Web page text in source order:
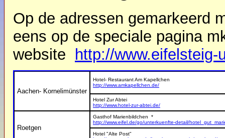
Op de adressen gemarkeerd
eens op de speciale pagina
website http://www.eifelsteig-
Aachen- Kornelimünster
Hotel- Restaurant Am Kapellchen
http://www.amkapellchen.de/
Hotel Zur Abtei
http://www.hotel-zur-abtei.de/
Roetgen
Gasthof Marienbildchen *
http://www.eifel.de/go/unterkuenfte-detail/
Hotel "Alte Post"